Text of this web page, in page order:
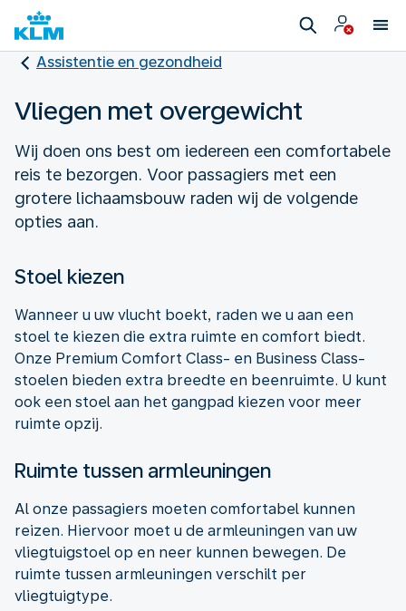
Assistentie en gezondheid
Vliegen met overgewicht
Wij doen ons best om iedereen een comfortabele
reis te bezorgen. Voor passagiers met een
grotere lichaamsbouw raden wij de volgende
opties aan.
Stoel kiezen
Wanneer u uw vlucht boekt, raden we u aan een
stoel te kiezen die extra ruimte en comfort biedt.
Onze Premium Comfort Class- en Business Class-
stoelen bieden extra breedte en beenruimte. U kunt
ook een stoel aan het gangpad kiezen voor meer
ruimte opzij.
Ruimte tussen armleuningen
Al onze passagiers moeten comfortabel kunnen
reizen. Hiervoor moet u de armleuningen van uw
vliegtuigstoel op en neer kunnen bewegen. De
ruimte tussen armleuningen verschilt per
vliegtuigtype.